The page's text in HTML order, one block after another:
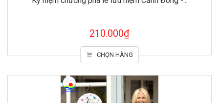
210.000₫
CHỌN HÀNG